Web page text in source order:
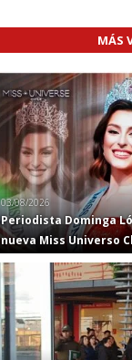
MÁS
03/08/2026
Periodista Dominga
nueva Miss Universo